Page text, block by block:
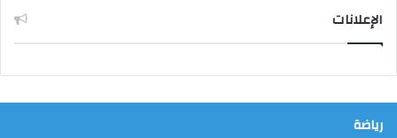
الإعلانات
رياضة